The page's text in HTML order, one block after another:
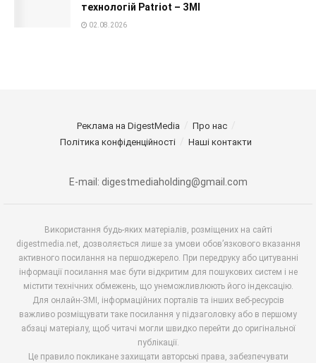
технологій Patriot – ЗМІ
02.08.2026
Реклама на DigestMedia
Про нас
Політика конфіденційності
Наші контакти
E-mail: digestmediaholding@gmail.com
Використання будь-яких матеріалів, розміщених на сайті
digestmedia.net, дозволяється лише за умови обов’язкового вказання
активного посилання на першоджерело. При передруку або цитуванні
інформації посилання має бути відкритим для пошукових систем і не
містити технічних обмежень, що унеможливлюють його індексацію.
Для онлайн-ЗМІ, інформаційних порталів та інших веб-ресурсів
важливо розміщувати таке посилання у підзаголовку або в першому
абзаці матеріалу, щоб читачі могли швидко перейти до оригінальної
публікації.
Це правило покликане захищати авторські права, забезпечувати